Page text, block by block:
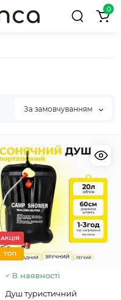
0
За замовчуванням
АКЦІЯ
ТОП
В наявності
Душ туристичний